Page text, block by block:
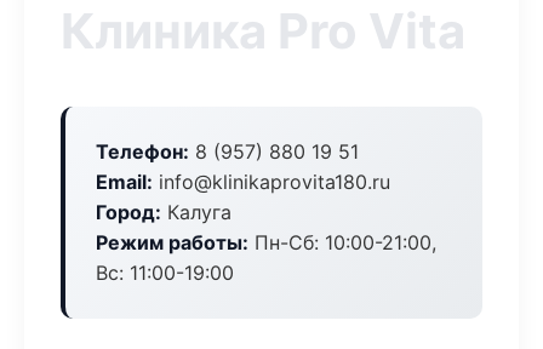
Клиника Pro Vita
Телефон: 8 (957) 880 19 51
Email: info@klinikaprovita180.ru
Город: Калуга
Режим работы: Пн-Сб: 10:00-21:00,
Вс: 11:00-19:00